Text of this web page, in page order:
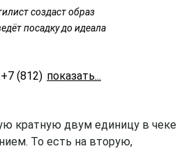
создаст образ
посадку до идеала
+7 (812) 309-16-55
кратную двум единицу в чеке
То есть на вторую,